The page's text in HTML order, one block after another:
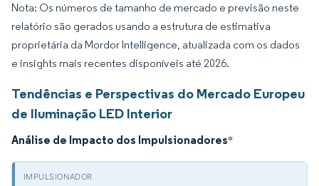
Nota: Os números de tamanho de mercado e previsão neste
relatório são gerados usando a estrutura de estimativa
proprietária da Mordor Intelligence, atualizada com os dados
e insights mais recentes disponíveis até 2026.
Tendências e Perspectivas do Mercado Europeu
de Iluminação LED Interior
Análise de Impacto dos Impulsionadores*